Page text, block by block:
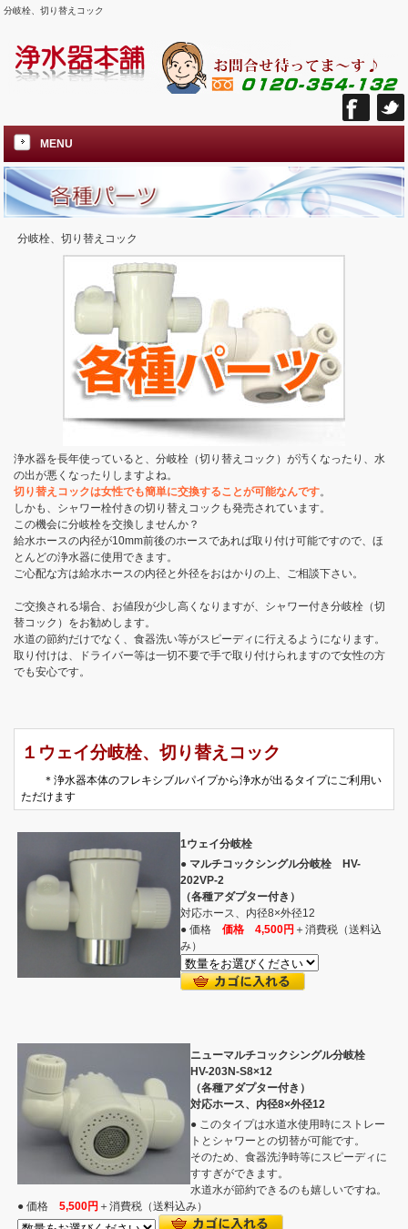
分岐栓、切り替えコック
MENU
分岐栓、切り替えコック
浄水器を長年使っていると、分岐栓（切り替えコック）が汚くなったり、水
の出が悪くなったりしますよね。
切り替えコックは女性でも簡単に交換することが可能なんです。
しかも、シャワー栓付きの切り替えコックも発売されています。
この機会に分岐栓を交換しませんか？
給水ホースの内径が10mm前後のホースであれば取り付け可能ですので、ほ
とんどの浄水器に使用できます。
ご心配な方は給水ホースの内径と外径をおはかりの上、ご相談下さい。
ご交換される場合、お値段が少し高くなりますが、シャワー付き分岐栓（切
替コック）をお勧めします。
水道の節約だけでなく、食器洗い等がスピーディに行えるようになります。
取り付けは、ドライバー等は一切不要で手で取り付けられますので女性の方
でも安心です。
１ウェイ分岐栓、切り替えコック
＊浄水器本体のフレキシブルパイプから浄水が出るタイプにご利用い
ただけます
1ウェイ分岐栓
● マルチコックシングル分岐栓 HV-
202VP-2
（各種アダプター付き）
対応ホース、内径8×外径12
● 価格価格 4,500円 ＋消費税（送料込
み）
ニューマルチコックシングル分岐栓
HV-203N-S8×12
（各種アダプター付き）
対応ホース、内径8×外径12
● このタイプは水道水使用時にストレー
トとシャワーとの切替が可能です。
そのため、食器洗浄時等にスピーディに
すすぎができます。
水道水が節約できるのも嬉しいですね。
● 価格5,500円 ＋消費税（送料込み）